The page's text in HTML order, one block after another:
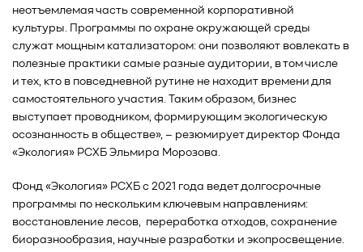
неотъемлемая часть современной корпоративной
культуры. Программы по охране окружающей среды
служат мощным катализатором: они позволяют вовлекать в
полезные практики самые разные аудитории, в том числе
и тех, кто в повседневной рутине не находит времени для
самостоятельного участия. Таким образом, бизнес
выступает проводником, формирующим экологическую
осознанность в обществе», – резюмирует директор Фонда
«Экология» РСХБ Эльмира Морозова.
Фонд «Экология» РСХБ с 2021 года ведет долгосрочные
программы по нескольким ключевым направлениям:
восстановление лесов, переработка отходов, сохранение
биоразнообразия, научные разработки и экопросвещение.